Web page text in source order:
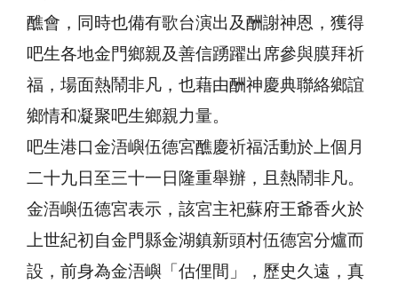
醮會，同時也備有歌台演出及酬謝神恩，獲得
吧生各地金門鄉親及善信踴躍出席參與膜拜祈
福，場面熱鬧非凡，也藉由酬神慶典聯絡鄉誼
鄉情和凝聚吧生鄉親力量。
吧生港口金浯嶼伍德宮醮慶祈福活動於上個月
二十九日至三十一日隆重舉辦，且熱鬧非凡。
金浯嶼伍德宮表示，該宮主祀蘇府王爺香火於
上世紀初自金門縣金湖鎮新頭村伍德宮分爐而
設，前身為金浯嶼「估俚間」，歷史久遠，真